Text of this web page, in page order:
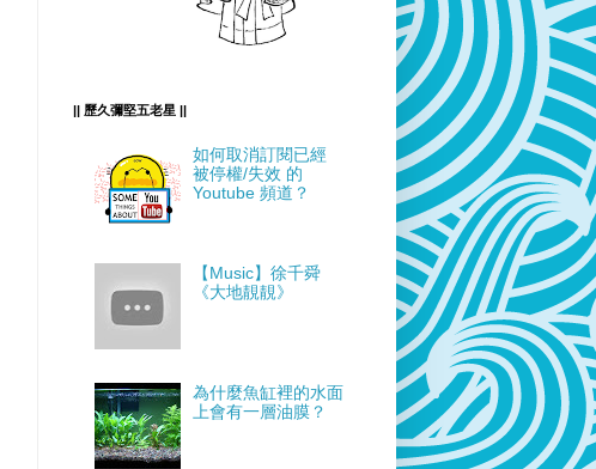
|| 歷久彌堅五老星 ||
如何取消訂閱已經
被停權/失效 的
Youtube 頻道？
【Music】徐千舜
《大地靚靚》
為什麼魚缸裡的水面
上會有一層油膜？